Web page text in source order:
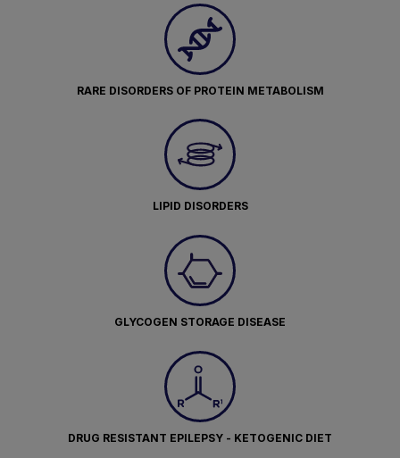
RARE DISORDERS OF PROTEIN METABOLISM
LIPID DISORDERS
GLYCOGEN STORAGE DISEASE
DRUG RESISTANT EPILEPSY - KETOGENIC DIET